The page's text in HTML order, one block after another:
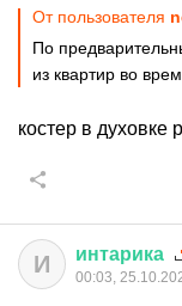
От пользователя
По
из квартир во
костер в духовке
И интарика
00:03,